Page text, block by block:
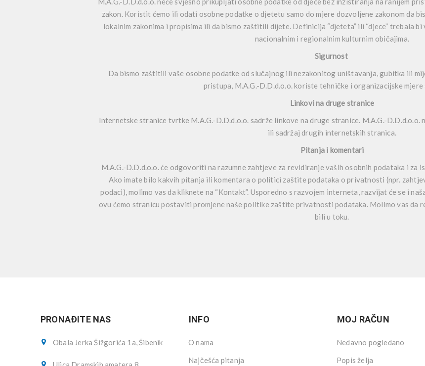
zakon. Koristit ćemo ili odati osobne podatke o djetetu samo do mjere dozvoljene zakonom da
lokalnim zakonima i propisima ili da bismo zaštitili dijete. Definicija “djeteta” ili “djece” trebala
nacionalnim i regionalnim kulturnim običajima.
Sigurnost
Da bismo zaštitili vaše osobne podatke od slučajnog ili nezakonitog uništavanja, gubitka ili
pristupa, M.A.G.-D.D.d.o.o. koriste tehničke i organizacijske
Linkovi na druge stranice
Internetske stranice tvrtke M.A.G.-D.D.d.o.o. sadrže linkove na druge stranice. M.A.G.-
ili sadržaj drugih internetskih stranica.
Pitanja i komentari
M.A.G.-D.D.d.o.o. će odgovoriti na razumne zahtjeve za revidiranje vaših osobnih podataka i za
Ako imate bilo kakvih pitanja ili komentara o politici zaštite podataka o privatnosti (npr.
podaci), molimo vas da kliknete na “Kontakt”. Usporedno s razvojem interneta, razvijat će se i
ovu ćemo stranicu postaviti promjene naše politike zaštite privatnosti podataka. Molimo vas da
bili u toku.
PRONAĐITE NAS
Obala Jerka Šižgorića 1a, Šibenik
INFO
O nama
Najčešća pitanja
MOJ RAČUN
Nedavno pogledano
Popis želja